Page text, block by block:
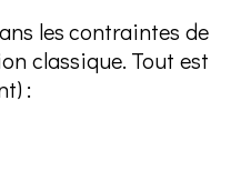
les contraintes de
classique. Tout est
: